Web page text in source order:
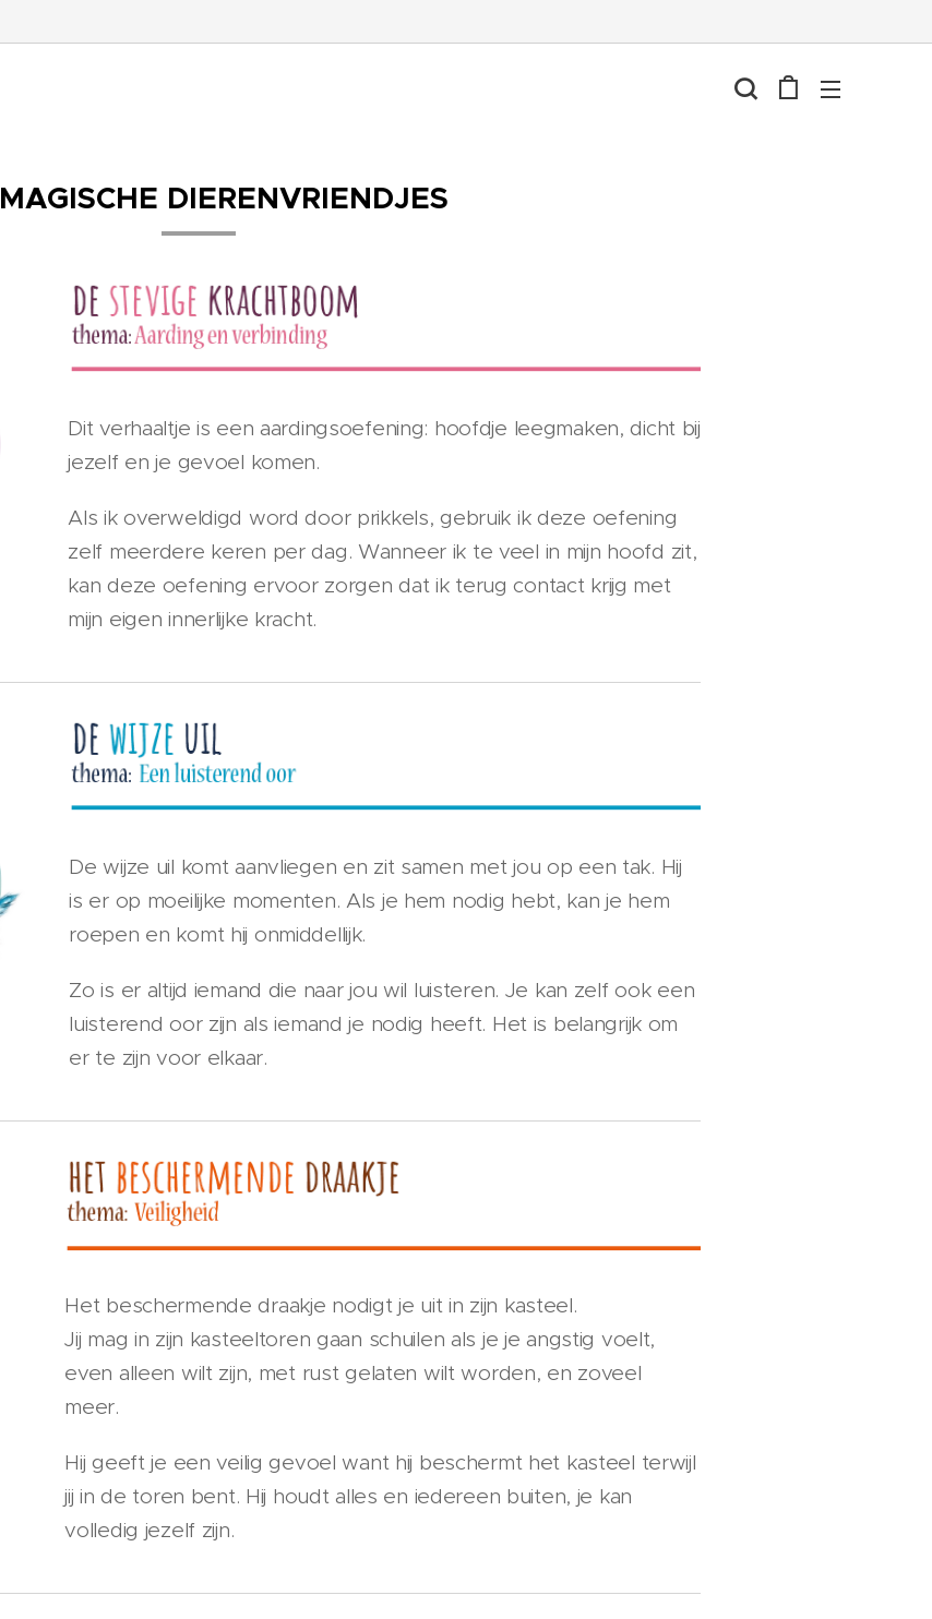
MAGISCHE DIERENVRIENDJES
Dit verhaaltje is een aardingsoefening: hoofdje leegmaken, dicht bij
jezelf en je gevoel komen.
Als ik overweldigd word door prikkels, gebruik ik deze oefening
zelf meerdere keren per dag. Wanneer ik te veel in mijn hoofd zit,
kan deze oefening ervoor zorgen dat ik terug contact krijg met
mijn eigen innerlijke kracht.
De wijze uil komt aanvliegen en zit samen met jou op een tak. Hij
is er op moeilijke momenten. Als je hem nodig hebt, kan je hem
roepen en komt hij onmiddellijk.
Zo is er altijd iemand die naar jou wil luisteren. Je kan zelf ook een
luisterend oor zijn als iemand je nodig heeft. Het is belangrijk om
er te zijn voor elkaar.
Het beschermende draakje nodigt je uit in zijn kasteel.
Jij mag in zijn kasteeltoren gaan schuilen als je je angstig voelt,
even alleen wilt zijn, met rust gelaten wilt worden, en zoveel
meer.
Hij geeft je een veilig gevoel want hij beschermt het kasteel terwijl
jij in de toren bent. Hij houdt alles en iedereen buiten, je kan
volledig jezelf zijn.